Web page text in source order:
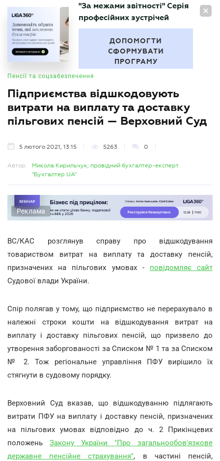
UA
БУХГАЛТЕР
"За межами звітності" Серія
професійних зустрічей
ДОПОМОГТИ
СФОРМУВАТИ
ПРОГРАМУ
Пенсії та соцзабезпечення
Підприємства відшкодовують
витрати на виплату та доставку
пільгових пенсій — Верховний Суд
5 лютого 2021, 13:15 5263 0
Автор:
Микола Кирильчук, провідний бухгалтер-експерт
"Бухгалтер.UA"
Реклама
ВС/КАС розглянув справу про відшкодування
товариством витрат на виплату та доставку пенсій,
призначених на пільгових умовах - повідомляє сайт
Судової влади України.
Спір полягав у тому, що підприємство не перерахувало в
належні строки кошти на відшкодування витрат на
виплату і доставку пільгових пенсій, що призвело до
утворення заборгованості за Списком № 1 та за Списком
№ 2. Тож регіональне управління ПФУ вирішило їх
стягнути в судовому порядку.
Верховний Суд вказав, що відшкодуванню підлягають
витрати ПФУ на виплату і доставку пенсій, призначених
на пільгових умовах відповідно до ч. 2 Прикінцевих
положень Закону України "Про загальнообов'язкове
державне пенсійне страхування", в частині пенсій,